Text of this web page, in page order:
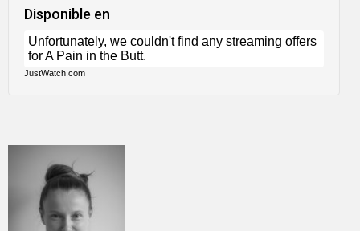
Disponible en
JustWatch.com